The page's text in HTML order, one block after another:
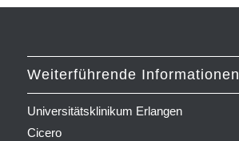
Weiterführende Informationen
Universitätsklinikum Erlangen
Cicero